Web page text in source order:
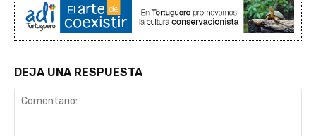
DEJA UNA RESPUESTA